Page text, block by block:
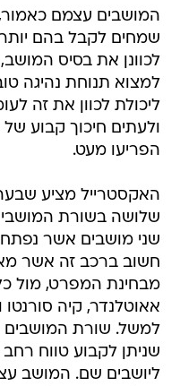
המושבים עצמם כאמור,
שמחים לקבל בהם יותר
לכוונן את בסיס
למצוא תנוחת נהיגה
ליכולת לכוון את זה
ולעתים חיכוך קבוע
הפריעו מעט.
האקסטרייל מציע
שלושה בשורת
שני מושבים אשר
חשוב ברכב זה אשר
מבחינת המפרט, מול
אאוטלנדר, קיה
למשל. שורת המושבים
שניתן לקבוע טווח
ליושבים שם. המושב